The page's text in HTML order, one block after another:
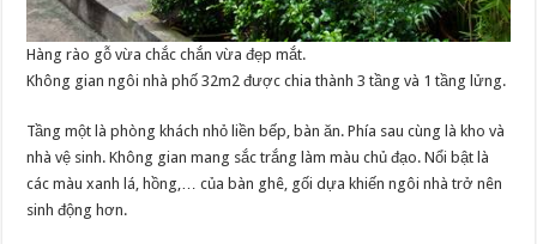
Hàng rào gỗ vừa chắc chắn vừa đẹp mắt.
Không gian ngôi nhà phố 32m2 được chia thành 3 tầng và 1 tầng lửng.
Tầng một là phòng khách nhỏ liền bếp, bàn ăn. Phía sau cùng là kho và
nhà vệ sinh. Không gian mang sắc trắng làm màu chủ đạo. Nổi bật là
các màu xanh lá, hồng,… của bàn ghê, gối dựa khiến ngôi nhà trở nên
sinh động hơn.